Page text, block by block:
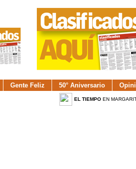
Gente Feliz 50° Aniversario
EL TIEMPOEN